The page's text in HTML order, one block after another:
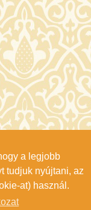
a legjobb
tudjuk nyújtani, az
at) használ.